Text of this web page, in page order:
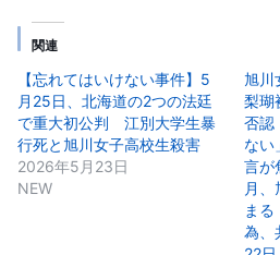
関連
【忘れてはいけない事件】5
月25日、北海道の2つの法廷
で重大初公判 江別大学生暴
行死と旭川女子高校生殺害
2026年5月23日
NEW
旭川
梨瑚
否認
な
言が
月
ま
為、